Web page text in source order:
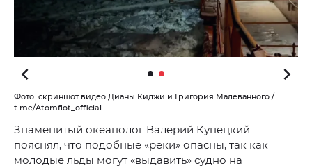
Фото: скриншот видео Дианы Киджи и Григория Малеванного /
t.me/Atomflot_official
Знаменитый океанолог Валерий Купецкий
пояснял, что подобные «реки» опасны, так как
молодые льды могут «выдавить» судно на